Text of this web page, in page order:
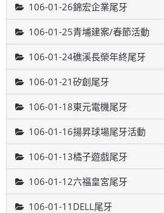
106-01-26錦宏企業尾牙
106-01-25青埔建案/春節活動
106-01-24礁溪長榮年終尾牙
106-01-21矽創尾牙
106-01-18東元電機尾牙
106-01-16揚昇球場尾牙活動
106-01-13橘子遊戲尾牙
106-01-12六福皇宮尾牙
106-01-11DELL尾牙